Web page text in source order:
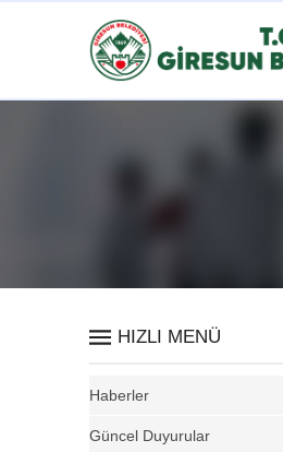
HIZLI MENÜ
Haberler
Güncel Duyurular